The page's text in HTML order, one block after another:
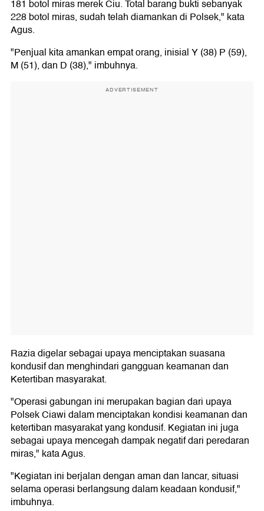
181 botol miras merek Ciu. Total barang bukti sebanyak
228 botol miras, sudah telah diamankan di Polsek," kata
Agus.
"Penjual kita amankan empat orang, inisial Y (38) P (59),
M (51), dan D (38)," imbuhnya.
ADVERTISEMENT
Razia digelar sebagai upaya menciptakan suasana
kondusif dan menghindari gangguan keamanan dan
Ketertiban masyarakat.
"Operasi gabungan ini merupakan bagian dari upaya
Polsek Ciawi dalam menciptakan kondisi keamanan dan
ketertiban masyarakat yang kondusif. Kegiatan ini juga
sebagai upaya mencegah dampak negatif dari peredaran
miras," kata Agus.
"Kegiatan ini berjalan dengan aman dan lancar, situasi
selama operasi berlangsung dalam keadaan kondusif,"
imbuhnya.